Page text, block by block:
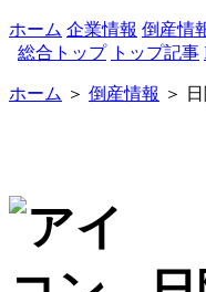
ホーム 企業情報 倒産情
総合トップ トップ記事
ホーム ＞ 倒産情報 ＞